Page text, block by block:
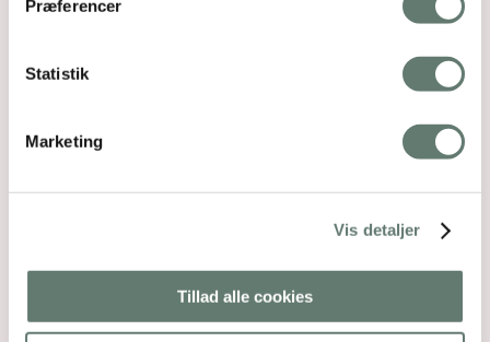
Præferencer
Statistik
Marketing
Vis detaljer
Tillad alle cookies